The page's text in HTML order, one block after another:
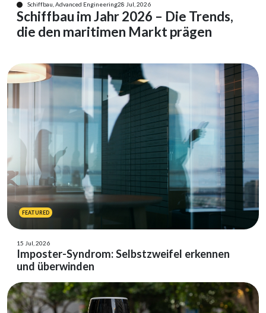
Schiffbau, Advanced Engineering28 Jul, 2026
Schiffbau im Jahr 2026 – Die Trends,
die den maritimen Markt prägen
FEATURED
15 Jul, 2026
Imposter-Syndrom: Selbstzweifel erkennen
und überwinden